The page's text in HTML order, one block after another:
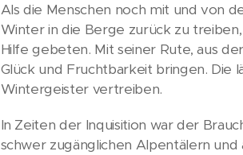
Als die Menschen noch mit und von
Winter in die Berge zurück zu
Hilfe gebeten. Mit seiner Rute, aus
Glück und Fruchtbarkeit bringen. Die
Wintergeister vertreiben.
In Zeiten der Inquisition war der
schwer zugänglichen Alpentälern